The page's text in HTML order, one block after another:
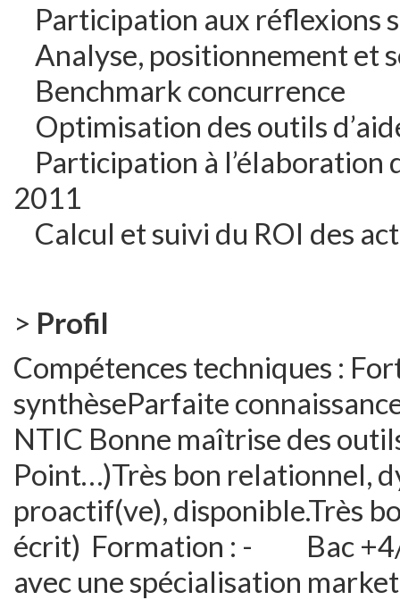
Participation aux réflexions
Analyse, positionnement et
Benchmark concurrence
Optimisation des outils
Participation à l’élaboration
2011
Calcul et suivi du ROI des
> Profil
Compétences techniques :
synthèseParfaite
NTIC Bonne maîtrise des
Point…)Très bon relationnel,
proactif(ve), disponible.Très
écrit) Formation : - Bac +4/
avec une spécialisation